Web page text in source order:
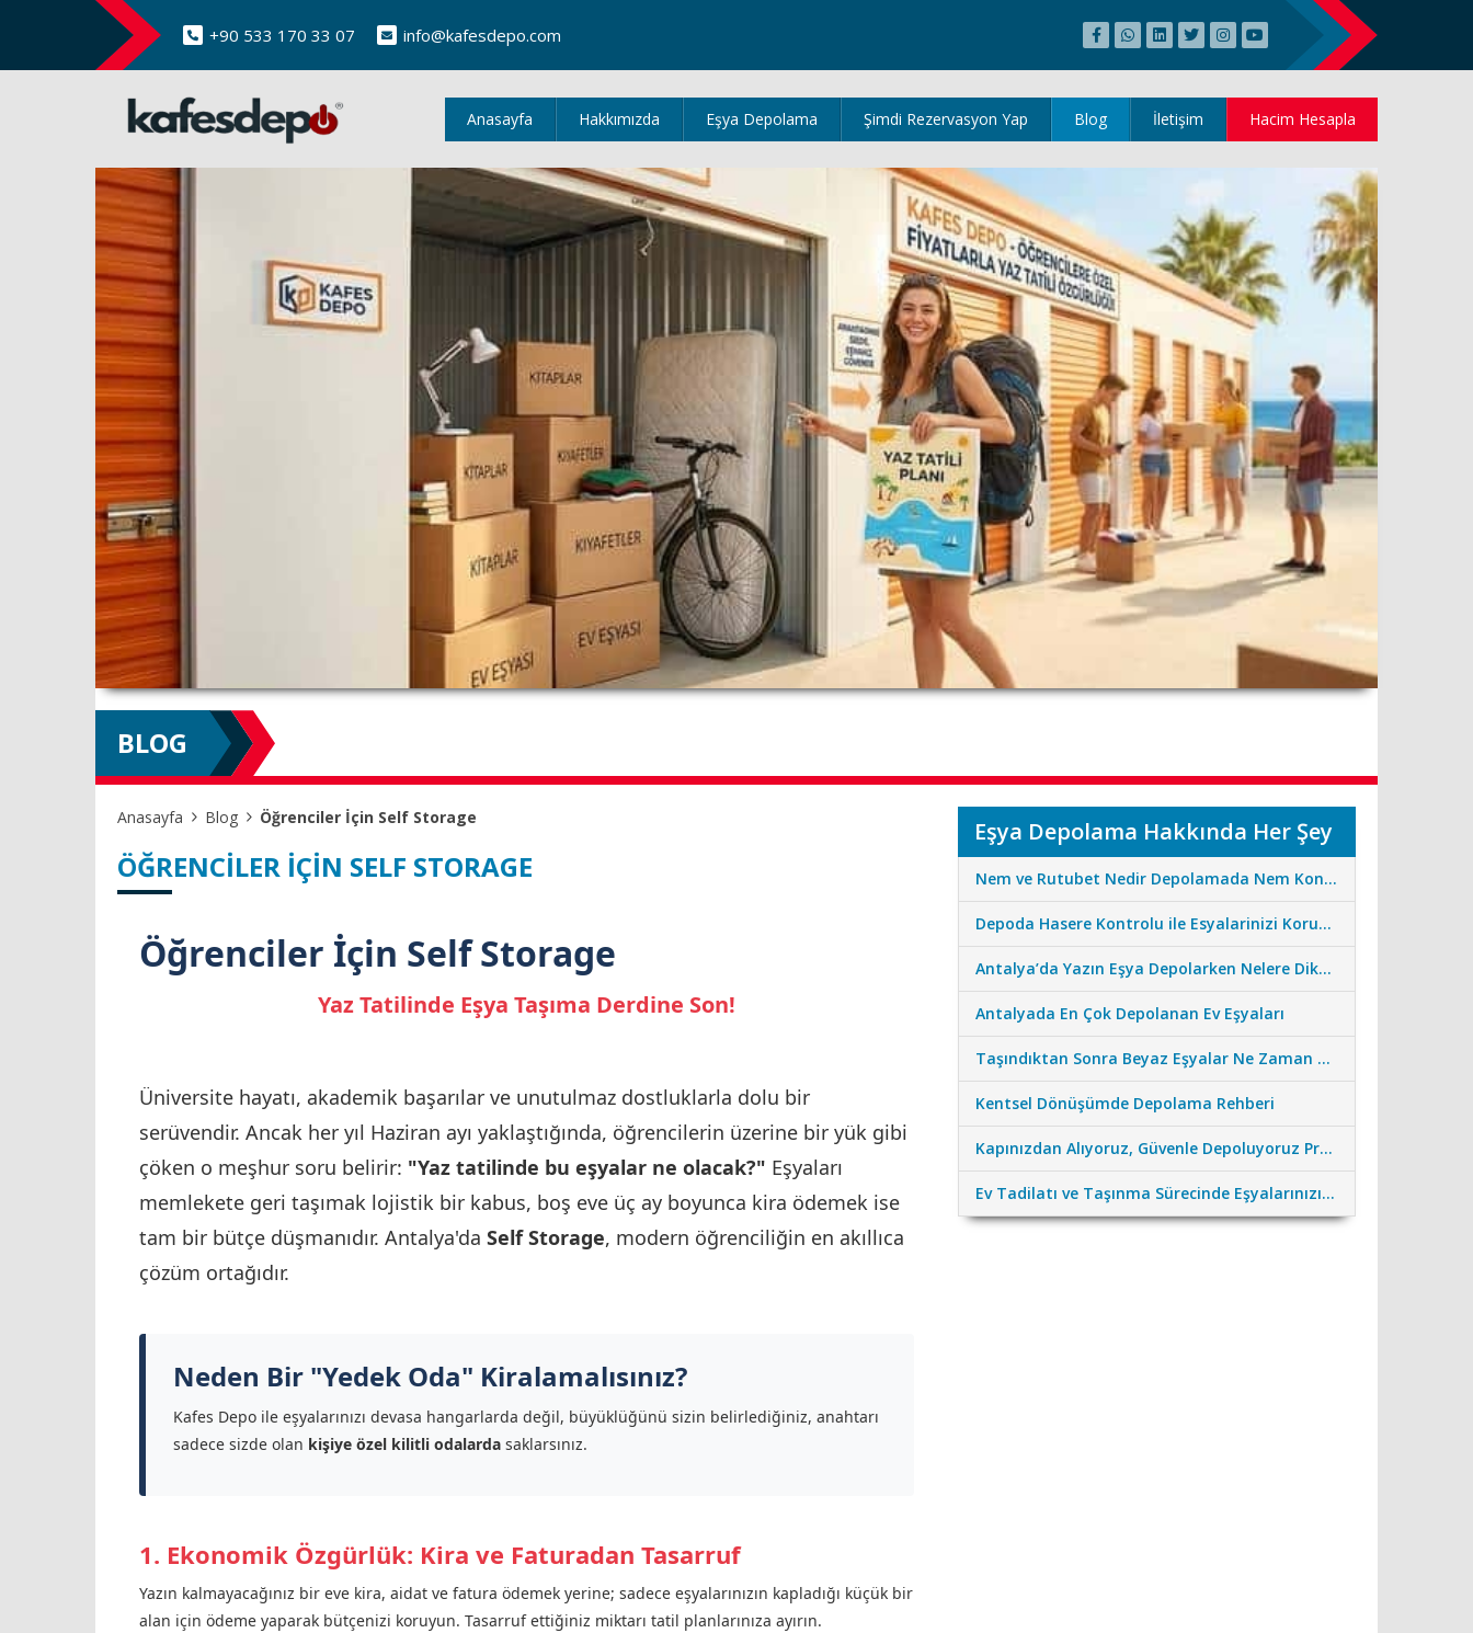
+90 533 170 33 07 info@kafesdepo.com
Anasayfa Hakkımızda Eşya Depolama Şimdi Rezervasyon Yap Blog İletişim Hacim Hesapla
BLOG
Anasayfa Blog Öğrenciler İçin Self Storage
ÖĞRENCILER İÇIN SELF STORAGE
Öğrenciler İçin Self Storage
Yaz Tatilinde Eşya Taşıma Derdine Son!
Üniversite hayatı, akademik başarılar ve unutulmaz dostluklarla dolu bir
serüvendir. Ancak her yıl Haziran ayı yaklaştığında, öğrencilerin üzerine bir yük gibi
çöken o meşhur soru belirir: "Yaz tatilinde bu eşyalar ne olacak?" Eşyaları
memlekete geri taşımak lojistik bir kabus, boş eve üç ay boyunca kira ödemek ise
tam bir bütçe düşmanıdır. Antalya'da Self Storage, modern öğrenciliğin en akıllıca
çözüm ortağıdır.
Neden Bir "Yedek Oda" Kiralamalısınız?
Kafes Depo ile eşyalarınızı devasa hangarlarda değil, büyüklüğünü sizin belirlediğiniz, anahtarı
sadece sizde olan kişiye özel kilitli odalarda saklarsınız.
1. Ekonomik Özgürlük: Kira ve Faturadan Tasarruf
Yazın kalmayacağınız bir eve kira, aidat ve fatura ödemek yerine; sadece eşyalarınızın kapladığı küçük bir
alan için ödeme yaparak bütçenizi koruyun. Tasarruf ettiğiniz miktarı tatil planlarınıza ayırın.
Eşya Depolama Hakkında Her Şey
Nem ve Rutubet Nedir Depolamada Nem Kontrolünün Önemi
Depoda Hasere Kontrolu ile Esyalarinizi Koruma Standartlarimiz
Antalya’da Yazın Eşya Depolarken Nelere Dikkat Edilmeli?
Antalyada En Çok Depolanan Ev Eşyaları
Taşındıktan Sonra Beyaz Eşyalar Ne Zaman Çalıştırılmalı?
Kentsel Dönüşümde Depolama Rehberi
Kapınızdan Alıyoruz, Güvenle Depoluyoruz Profesyonel Nakliye Desteği
Ev Tadilatı ve Taşınma Sürecinde Eşyalarınızı Güvenceye Alın